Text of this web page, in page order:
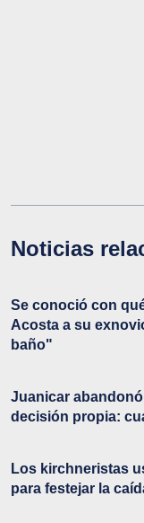
Noticias
Se conoció con
Acosta a su
baño"
Juanicar
decisión propia:
Los kirchneristas
para festejar la